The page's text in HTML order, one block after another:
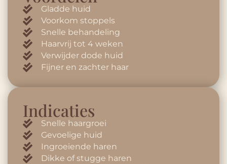
Gladde huid
Voorkom stoppels
Snelle behandeling
Haarvrij tot 4 weken
Verwijder dode huid
Fijner en zachter haar
Indicaties
Snelle haargroei
Gevoelige huid
Ingroeiende haren
Dikke of stugge haren